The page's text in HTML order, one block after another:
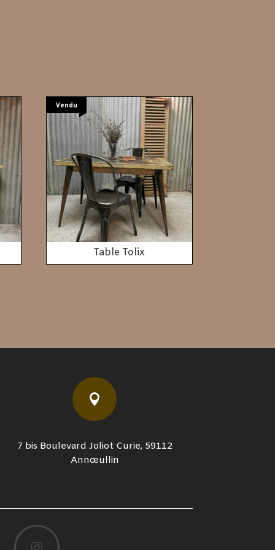
Vendu
Table Tolix

7 bis Boulevard Joliot Curie, 59112
Annœullin
